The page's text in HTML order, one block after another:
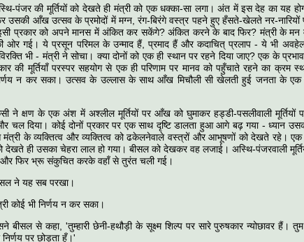
पंजर की मूर्तियों को देखते ही मंत्री को एक धक्का-सा लगा। अंत में इस देह का यह
उसकी आँख उत्सव के प्रमोदों में मग्न, रंग-बिरंगे वस्त्र पहने हुए हँसते-खेलते नर-नारियों
प्रकार को अपने मानस में अंकित कर सकेंगे? अंकित करने के बाद फिर? मंत्री के मन
की ओर गई। ये प्रसून परिमल के उन्माद हैं, प्रमाद हैं और कदाचित् प्रलाप - ये भी
भी - मंत्री ने सोचा। क्या दोनों को एक ही स्थान पर रहने दिया जाए? एक के
की मूर्तियाँ परस्पर सहयोग से एक ही परिणाम पर मानव को पहुँचाते रहने का क्रम
न कर सका। उत्सव के उल्लास के साथ आँख मिचौली सी खेलती हुई जनता के एक
ने क्षण के एक अंश में अश्लील मूर्तियों पर आँख को घुमाकर हड्डी-पसलीवाली मूर्तियों
और चल दिया। कोई दोनों प्रकार पर एक साथ दृष्टि डालता हुआ आगे बढ़ गया - ध्यान
के व्यक्तित्व और व्यक्तित्व को ढकेलनेवाले वस्त्रों और आभूषणों को देखते रहे। एक
देखते ही उसका चेहरा लाल हो गया। बीसल को देखकर वह लजाई। अस्थि-पंजरवाली
फिर भ्रू संकुचित करके वहाँ से तुरंत चली गई।
ने यह सब परखा।
कोई भी निर्णय न कर सका।
बीसल से कहा, 'तुम्हारी छेनी-हथौड़ी के सूक्ष्म शिल्प पर सारे पुरुषकार न्योछावर हैं। तुम
निर्णय पर छोड़ता हूँ।'